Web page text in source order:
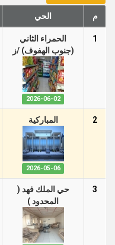
م الحي
1
الحمراء الثاني
(جنوب الهفوف) /ز
2026-06-02
2 المباركية
2026-05-06
3
حي الملك فهد (
المحدود )